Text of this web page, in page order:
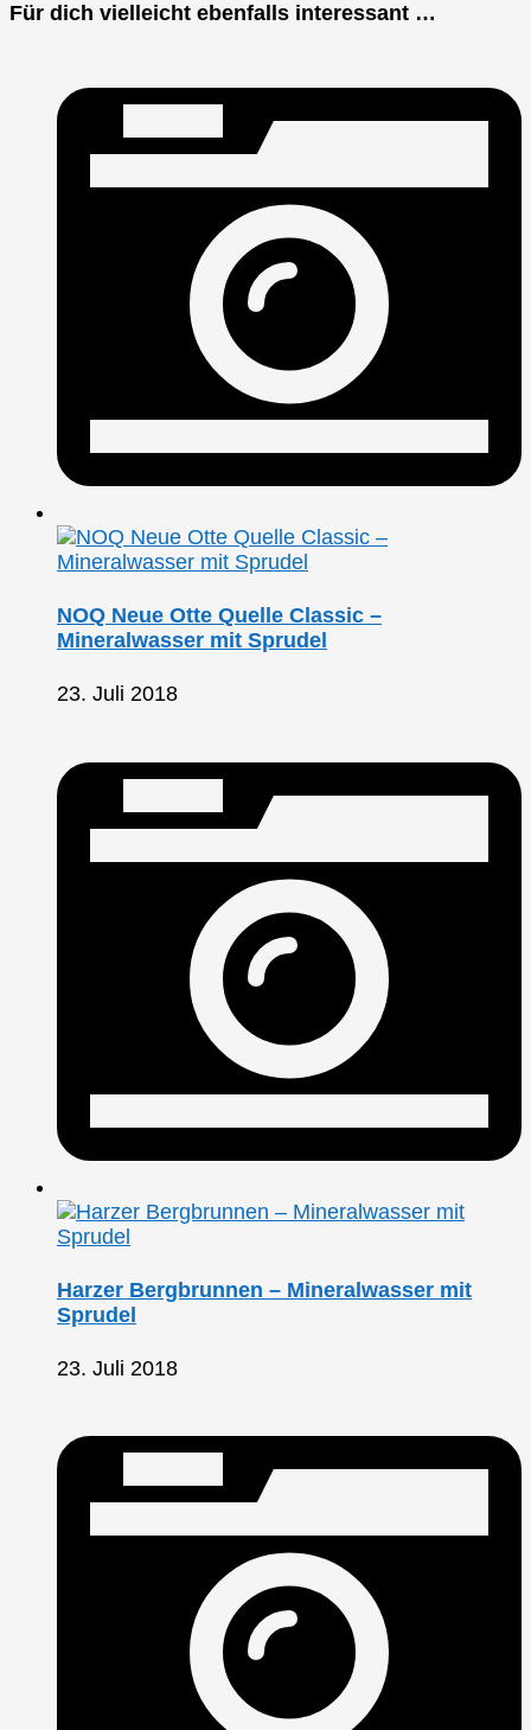
Für dich vielleicht ebenfalls interessant …
NOQ Neue Otte Quelle Classic –
Mineralwasser mit Sprudel
23. Juli 2018
Harzer Bergbrunnen – Mineralwasser mit
Sprudel
23. Juli 2018